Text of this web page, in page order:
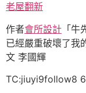
老屋翻新
作者會所設計 「
已經嚴重破壞了我
文 李國輝
TC:jiuyi9follow8